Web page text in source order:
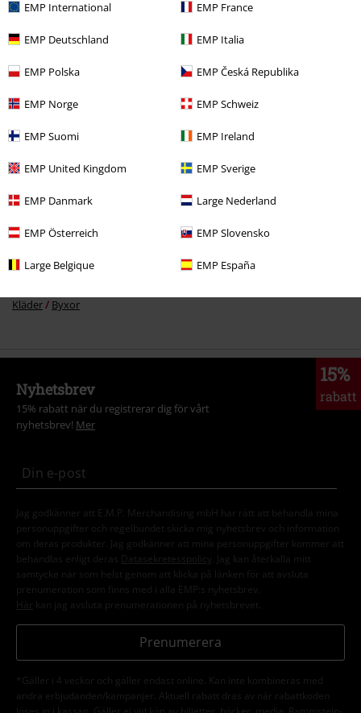
EMP International EMP France
EMP Deutschland EMP Italia
EMP Polska EMP Česká Republika
EMP Norge EMP Schweiz
EMP Suomi EMP Ireland
EMP United Kingdom EMP Sverige
EMP Danmark Large Nederland
EMP Österreich EMP Slovensko
Large Belgique EMP España
Klädmärken Black Premium by EMP
Jeans
Teman
Klädmärken Byxor
Teman Kläder
Kläder
Byxor
15%
rabatt
Nyhetsbrev
15% rabatt när du registrerar dig för vårt
nyhetsbrev! Mer
Jag godkänner att E.M.P. Merchandising mbH har rätt att behandla mina
personuppgifter och regelbundet skicka mig nyhetsbrev och information
om deras produkter. Jag godkänner att mina personuppgifter kommer att
behandlas enligt deras
Datasekretesspolicy
. Jag kan återkalla mitt
samtycke när som helst genom att klicka på länken för att avsluta
prenumeration som finns med i alla EMP:s nyhetsbrev.
Här kan jag avsluta prenumerationen på nyhetsbrevet.
Prenumerera
*Gäller i 4 veckor och gäller endast online. Kan inte kombineras med
andra erbjudanden/kampanjer. Aktuell rabatt dras av när rabattkoden